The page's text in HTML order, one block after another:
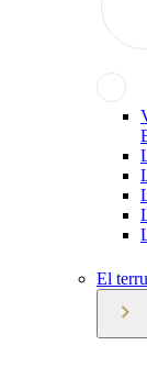
El